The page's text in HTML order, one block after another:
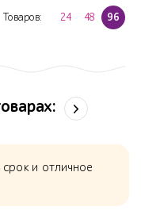
Товаров: 24 48 96
и отличное